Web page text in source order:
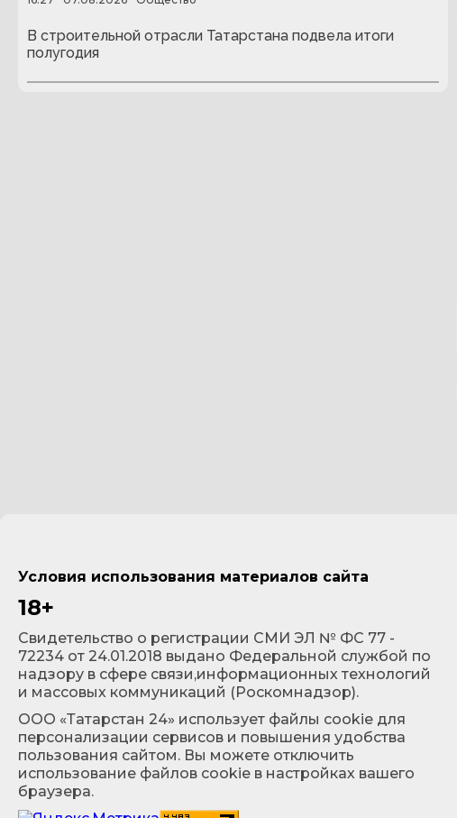
В строительной отрасли Татарстана подвела итоги
полугодия
Условия использования материалов сайта
18+
Cвидетельство о регистрации СМИ ЭЛ № ФС 77 -
72234 от 24.01.2018 выдано Федеральной службой по
надзору в сфере связи,информационных технологий
и массовых коммуникаций (Роскомнадзор).
ООО «Татарстан 24» использует файлы cookie для
персонализации сервисов и повышения удобства
пользования сайтом. Вы можете отключить
использование файлов cookie в настройках вашего
браузера.